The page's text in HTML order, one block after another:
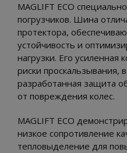
MAGLIFT ECO
погрузчиков. Шина
протектора,
устойчивость и
нагрузки. Его усиленная
риски проскальзывания,
разработанная защита
от повреждения колес.
MAGLIFT ECO
низкое сопротивление
тепловыделение для